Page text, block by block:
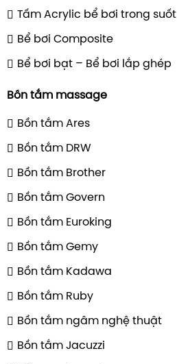
Tấm Acrylic bể bơi trong suốt
Bể bơi Composite
Bể bơi bạt – Bể bơi lắp ghép
Bồn tắm massage
Bồn tắm Ares
Bồn tắm DRW
Bồn tắm Brother
Bồn tắm Govern
Bồn tắm Euroking
Bồn tắm Gemy
Bồn tắm Kadawa
Bồn tắm Ruby
Bồn tắm ngâm nghệ thuật
Bồn tắm Jacuzzi